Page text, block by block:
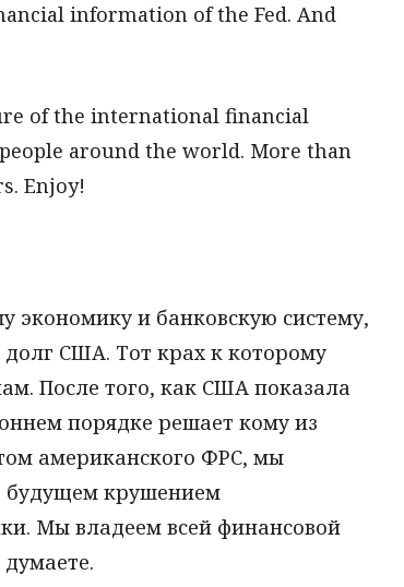
information of the Fed. And
of the international financial
around the world. More than
Enjoy!
и банковскую систему,
США. Тот крах к которому
После того, как США показала
порядке решает кому из
американского ФРС, мы
будущем крушением
Мы владеем всей финансовой